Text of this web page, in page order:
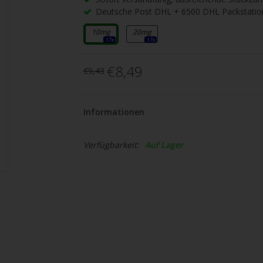
Deutsche Post DHL + 6500 DHL
10mg
17x
20mg
17x
€9,43 €8,49
Informationen
Verfügbarkeit: Auf Lager